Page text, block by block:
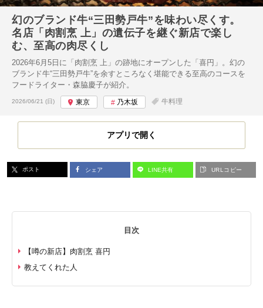
幻のブランド牛“三田勢戸牛”を味わい尽くす。
名店「肉割烹 上」の遺伝子を継ぐ新店で楽し
む、至高の肉尽くし
2026年6月5日に「肉割烹 上」の跡地にオープンした「喜円」。幻の
ブランド牛“三田勢戸牛”を余すところなく堪能できる至高のコースを
フードライター・森脇慶子が紹介。
投稿日:
2026/06/21 (日) 東京 乃木坂 牛料理
アプリで開く
ポスト シェア LINE共有 URLコピー
目次
【噂の新店】肉割烹 喜円
教えてくれた人